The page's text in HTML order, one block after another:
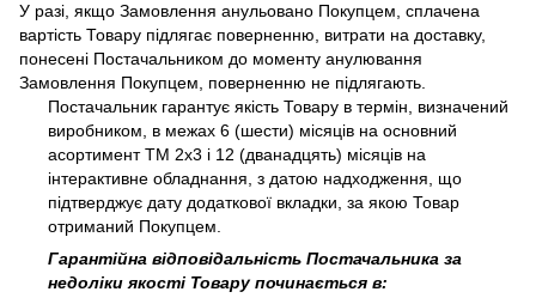
У разі, якщо Замовлення анульовано Покупцем, сплачена
вартість Товару підлягає поверненню, витрати на доставку,
понесені Постачальником до моменту анулювання
Замовлення Покупцем, поверненню не підлягають.
Постачальник гарантує якість Товару в термін, визначений
виробником, в межах 6 (шести) місяців на основний
асортимент ТМ 2х3 і 12 (дванадцять) місяців на
інтерактивне обладнання, з датою надходження, що
підтверджує дату додаткової вкладки, за якою Товар
отриманий Покупцем.
Гарантійна відповідальність Постачальника за
недоліки якості Товару починається в: